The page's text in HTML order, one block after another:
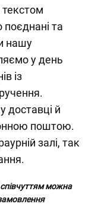
текстом
та
нашу
у день
із
доставці й
поштою.
залі, так
співчуттям можна